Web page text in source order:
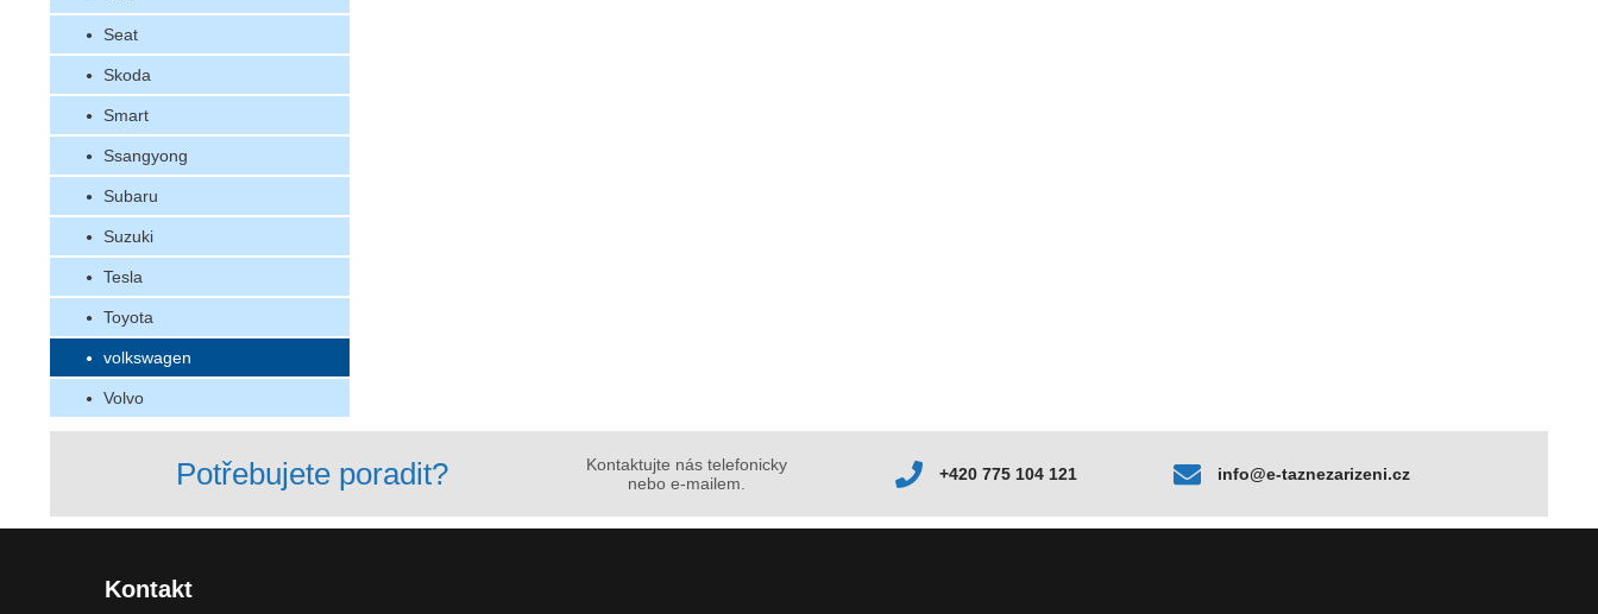
Seat
Skoda
Smart
Ssangyong
Subaru
Suzuki
Tesla
Toyota
volkswagen
Volvo
Potřebujete poradit?
Kontaktujte nás telefonicky
nebo e-mailem.
+420 775 104 121 info@e-taznezarizeni.cz
Kontakt